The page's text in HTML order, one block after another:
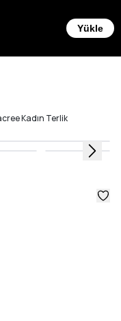
Yükle
Kadın Terlik